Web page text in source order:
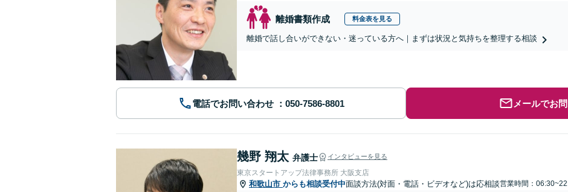
離婚書類作成 料金表を見る
離婚で話し合いができない・迷っている方へ｜まずは状況と気持ちを整理する相談
電話でお問い合わせ メールでお
幾野 翔太 弁護士 インタビューを見る
東京スタートアップ法律事務所 大阪支店
和歌山市 からも相談受付中面談方法(対面・電話・ビデオなど)は応相談営業時間：